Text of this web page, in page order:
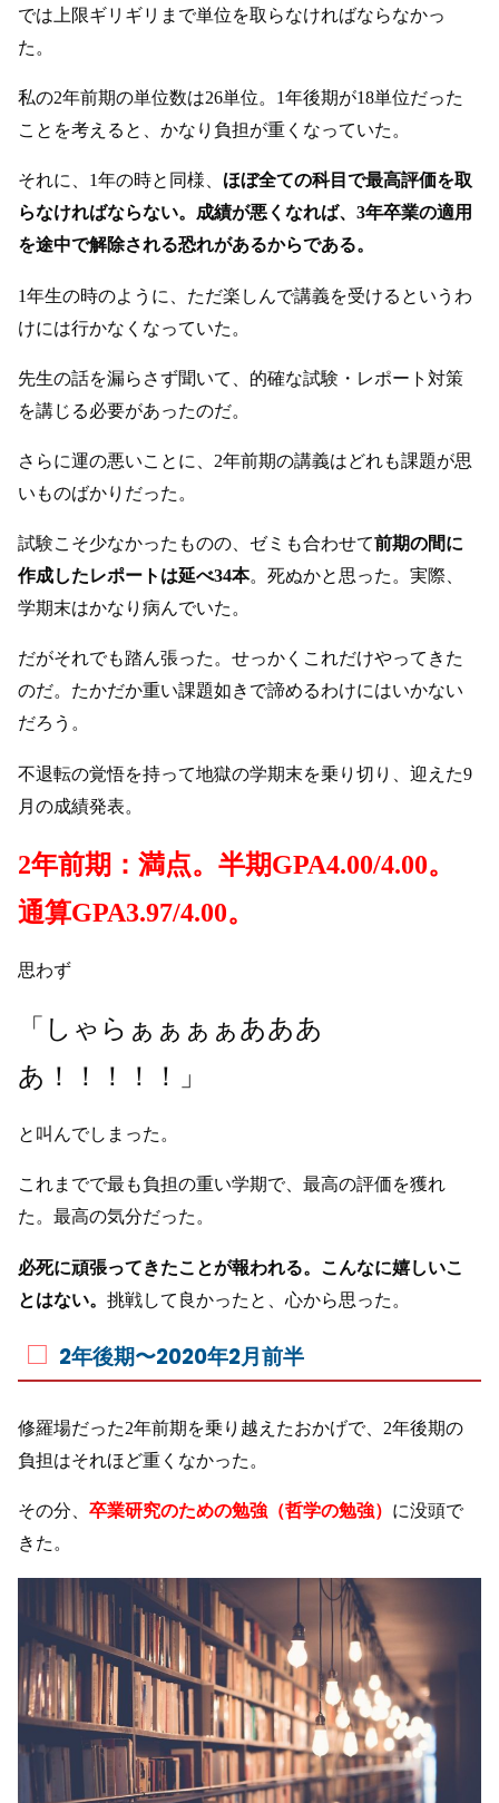
では上限ギリギリまで単位を取らなければならなかっ
た。
私の2年前期の単位数は26単位。1年後期が18単位だった
ことを考えると、かなり負担が重くなっていた。
それに、1年の時と同様、 ほぼ全ての科目で最高評価を取
らなければならない。成績が悪くなれば、3年卒業の適用
を途中で解除される恐れがあるからである。
1年生の時のように、ただ楽しんで講義を受けるというわ
けには行かなくなっていた。
先生の話を漏らさず聞いて、的確な試験・レポート対策
を講じる必要があったのだ。
さらに運の悪いことに、2年前期の講義はどれも課題が思
いものばかりだった。
試験こそ少なかったものの、ゼミも合わせて前期の間に
作成したレポートは延べ34本。死ぬかと思った。実際、
学期末はかなり病んでいた。
だがそれでも踏ん張った。せっかくこれだけやってきた
のだ。たかだか重い課題如きで諦めるわけにはいかない
だろう。
不退転の覚悟を持って地獄の学期末を乗り切り、迎えた9
月の成績発表。
2年前期：満点。半期GPA4.00/4.00。
通算GPA3.97/4.00。
思わず
「しゃらぁぁぁぁあああ
あ！！！！！」
と叫んでしまった。
これまでで最も負担の重い学期で、最高の評価を獲れ
た。最高の気分だった。
必死に頑張ってきたことが報われる。こんなに嬉しいこ
とはない。挑戦して良かったと、心から思った。
2年後期〜2020年2月前半
修羅場だった2年前期を乗り越えたおかげで、2年後期の
負担はそれほど重くなかった。
その分、卒業研究のための勉強（哲学の勉強） に没頭で
きた。